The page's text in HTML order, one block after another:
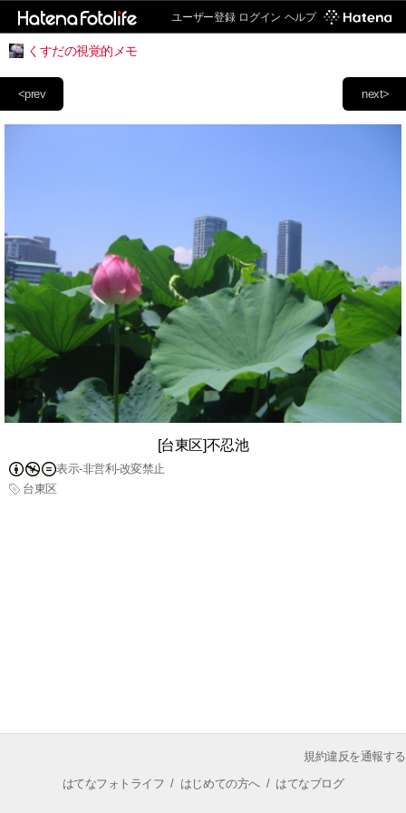
ユーザー登録 ログイン ヘルプ
くすだの視覚的メモ
next>
<prev
[台東区]不忍池
表示-非営利-改変禁止
台東区
規約違反を通報する
はてなフォトライフ / はじめての方へ/ はてなブログ